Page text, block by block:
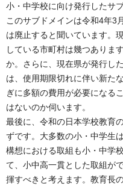
小・中学校に向け発行したサ
このサブドメインは令和4年3
は廃止すると聞いています。
している市町村は幾つありま
か。さらに、現在県が発行し
は、使用期限切れに伴い新た
ぎに多額の費用が必要になる
はないのか伺います。
最後に、令和の日本学校教育
ずです。大多数の小・中学生
構想における取組も小・中学
て、小中高一貫とした取組が
揮すべきと考えます。教育長